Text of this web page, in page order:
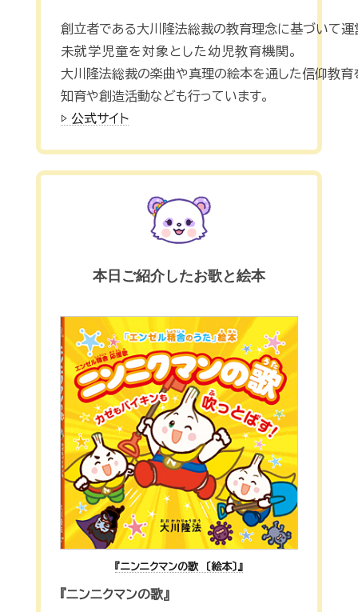
創立者である大川隆法総裁の教育理念に基づいて運
未就学児童を対象とした幼児教育機関。
大川隆法総裁の楽曲や真理の絵本を通した信仰教育
知育や創造活動なども行っています。
▷ 公式サイト
本日ご紹介したお歌と絵本
『ニンニクマンの歌 〔絵本〕』
『ニンニクマンの歌』